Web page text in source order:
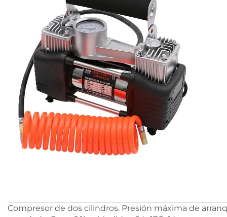
Compresor de dos cilindros. Presión máxima de